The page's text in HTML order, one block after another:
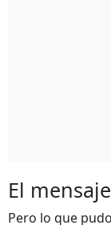
El
Pero lo que